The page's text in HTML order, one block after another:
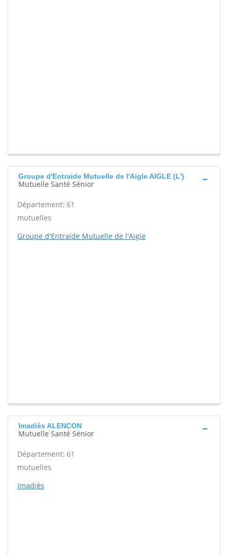
Groupe d'Entraide Mutuelle de l'Aigle AIGLE (L')
Mutuelle Santé Sénior
Département: 61
mutuelles
Groupe d'Entraide Mutuelle de l'Aigle
Imadiès ALENCON
Mutuelle Santé Sénior
Département: 61
mutuelles
Imadiès